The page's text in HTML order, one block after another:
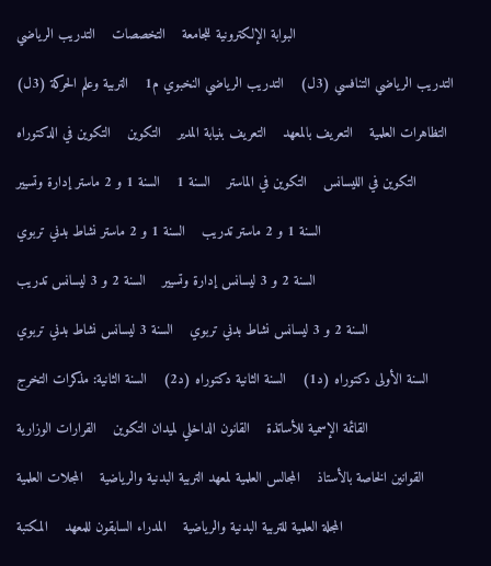
البوابة الإلكترونية للجامعة
التخصصات
التدريب الرياضي
التدريب الرياضي التنافسي (3ل)
التدريب الرياضي النخبوي م1
التربية وعلم الحركة (3ل)
التظاهرات العلمية
التعريف بالمعهد التعريف بنيابة المدير التكوين
التكوين في الدكتوراه
التكوين في الليسانس
التكوين في الماستر السنة 1
السنة 1 و 2 ماستر إدارة وتسيير
السنة 1 و 2 ماستر تدريب
السنة 1 و 2 ماستر نشاط بدني تربوي
السنة 2 و 3 ليسانس إدارة وتسيير
السنة 2 و 3 ليسانس تدريب
السنة 2 و 3 ليسانس نشاط بدني تربوي
السنة 3 ليسانس نشاط بدني تربوي
السنة الأولى دكتوراه (د1)
السنة الثانية دكتوراه (د2)
السنة الثانية: مذكرات التخرج
القائمة الإسمية للأساتذة
القانون الداخلي لميدان التكوين
القرارات الوزارية
القوانين الخاصة بالأستاذ
المجالس العلمية لمعهد التربية البدنية والرياضية
المجلات العلمية
المجلة العلمية للتربية البدنية والرياضية
المدراء السابقون للمعهد
المكتبة